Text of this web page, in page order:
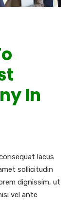
In
lacus
sollicitudin
dignissim, ut
vel ante